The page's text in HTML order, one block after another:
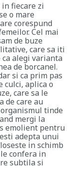
fiecare zi
o mare
corespund
Cel mai
de buze
care sa iti
alegi varianta
de borcanel.
si ca prim pas
culci, aplica o
care sa le
de care au
tinde
mergi la
emolient pentru
adepta unui
in schimb
confera in
subtila si